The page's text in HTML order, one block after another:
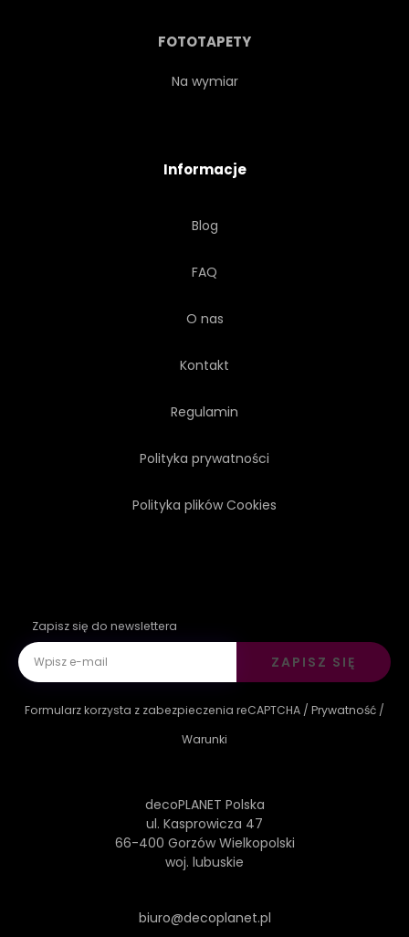
FOTOTAPETY
Na wymiar
Informacje
Blog
FAQ
O nas
Kontakt
Regulamin
Polityka prywatności
Polityka plików Cookies
Zapisz się do newslettera
ZAPISZ SIĘ
Formularz korzysta z zabezpieczenia reCAPTCHA / Prywatność /
Warunki
decoPLANET Polska
ul. Kasprowicza 47
66-400 Gorzów Wielkopolski
woj. lubuskie
biuro@decoplanet.pl